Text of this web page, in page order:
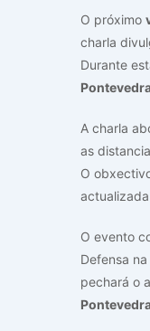
O próximo
charla
Durante
A charla
as
O
O evento
Defensa
pechará o